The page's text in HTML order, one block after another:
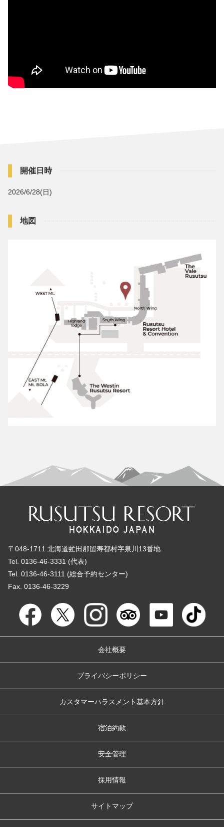
開催日時
2026/6/28(日)
地図
〒048-1711 北海道虻田郡留寿都村字泉川13番地
Tel. 0136-46-3331 (代表)
Tel. 0136-46-3111 (総合予約センター)
Fax. 0136-46-3229
会社概要
プライバシーポリシー
カスタマーハラスメント基本方針
宿泊約款
安全管理
採用情報
サイトマップ